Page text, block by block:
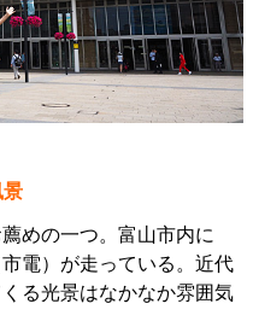
景
めの一つ。富山市内に
電）が走っている。近代
る光景はなかなか雰囲気